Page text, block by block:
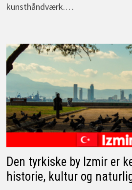
kunsthåndværk.…
Den tyrkiske by Izmir er
historie, kultur og